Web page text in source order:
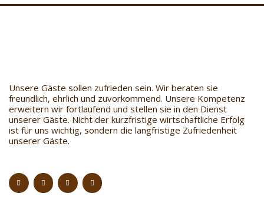
Unsere Gäste sollen zufrieden sein. Wir beraten sie
freundlich, ehrlich und zuvorkommend. Unsere Kompetenz
erweitern wir fortlaufend und stellen sie in den Dienst
unserer Gäste. Nicht der kurzfristige wirtschaftliche Erfolg
ist für uns wichtig, sondern die langfristige Zufriedenheit
unserer Gäste.